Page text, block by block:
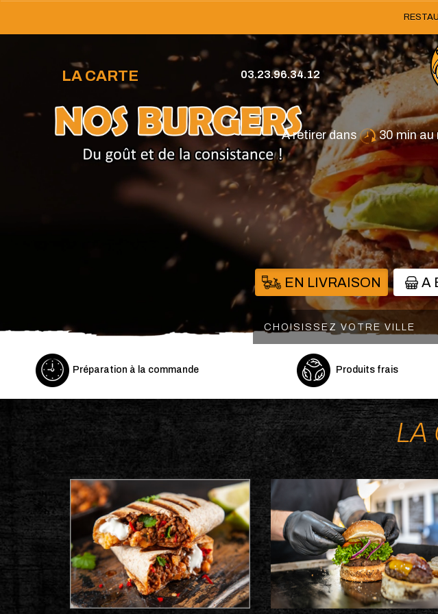
À retirer dans 30 min au
LA CARTE 03.23.96.34.12
EN LIVRAISON A
Préparation à la commande Produits frais
LA
Tacos
Milkshakes